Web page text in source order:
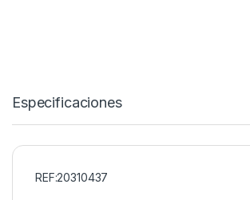
Especificaciones
REF:20310437